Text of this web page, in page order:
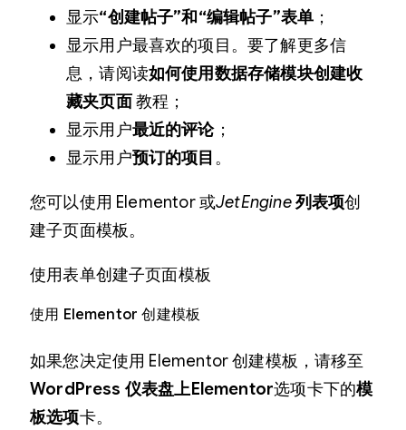
显示“创建帖子”和“编辑帖子”表单 ；
显示用户最喜欢的项目。要了解更多信
息，请阅读如何使用数据存储模块创建收
藏夹页面教程；
显示用户最近的评论；
显示用户预订的项目 。
您可以使用 Elementor 或JetEngine列表项创
建子页面模板。
使用表单创建子页面模板
使用 Elementor 创建模板
如果您决定使用 Elementor 创建模板，请移至
WordPress 仪表盘上Elementor选项卡下的模
板选项卡。